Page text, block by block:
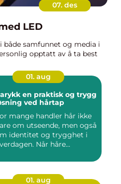
07. des
LED
samfunnet og media i
opptatt av å ta best
01. aug
en praktisk og trygg
ved hårtap
mange handler hår ikke
om utseende, men også
identitet og trygghet i
Når håre...
01. aug